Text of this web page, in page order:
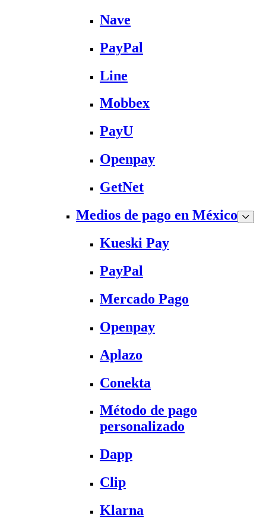
Nave
PayPal
Line
Mobbex
PayU
Openpay
GetNet
Medios de pago en México
Kueski Pay
PayPal
Mercado Pago
Openpay
Aplazo
Conekta
Método de pago
personalizado
Dapp
Clip
Klarna